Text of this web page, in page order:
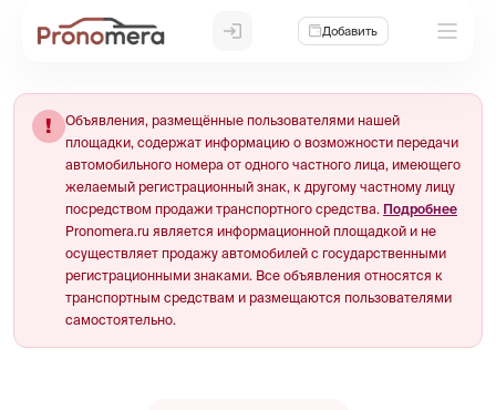
Добавить
!
Объявления, размещённые пользователями нашей
площадки, содержат информацию о возможности передачи
автомобильного номера от одного частного лица, имеющего
желаемый регистрационный знак, к другому частному лицу
посредством продажи транспортного средства. Подробнее
Pronomera.ru является информационной площадкой и не
осуществляет продажу автомобилей с государственными
регистрационными знаками. Все объявления относятся к
транспортным средствам и размещаются пользователями
самостоятельно.